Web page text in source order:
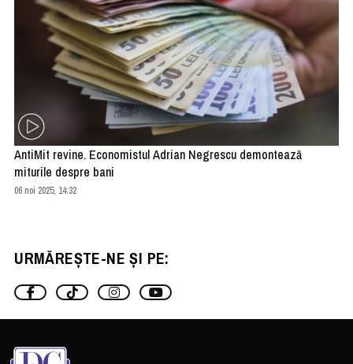
AntiMit revine. Economistul Adrian Negrescu demontează
miturile despre bani
06 noi 2025, 14:32
URMĂREȘTE-NE ȘI PE: